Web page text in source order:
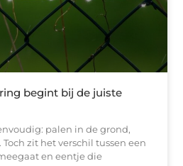
begint bij de juiste
palen in de grond,
zit het verschil tussen een
en eentje die